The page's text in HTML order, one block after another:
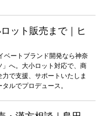
ット販売まで｜ヒ
ベートブランド開発なら神奈
へ。大小ロット対応で、商
で支援、サポートいたしま
ルでプロデュース。